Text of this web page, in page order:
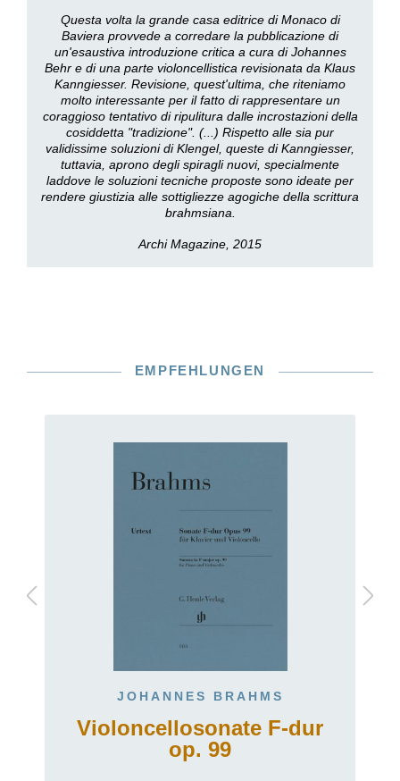
Questa volta la grande casa editrice di Monaco di
Baviera provvede a corredare la pubblicazione di
un'esaustiva introduzione critica a cura di Johannes
Behr e di una parte violoncellistica revisionata da Klaus
Kanngiesser. Revisione, quest'ultima, che riteniamo
molto interessante per il fatto di rappresentare un
coraggioso tentativo di ripulitura dalle incrostazioni della
cosiddetta "tradizione". (...) Rispetto alle sia pur
validissime soluzioni di Klengel, queste di Kanngiesser,
tuttavia, aprono degli spiragli nuovi, specialmente
laddove le soluzioni tecniche proposte sono ideate per
rendere giustizia alle sottigliezze agogiche della scrittura
brahmsiana.
Archi Magazine, 2015
EMPFEHLUNGEN
JOHANNES BRAHMS
Violoncellosonate F-dur
op. 99